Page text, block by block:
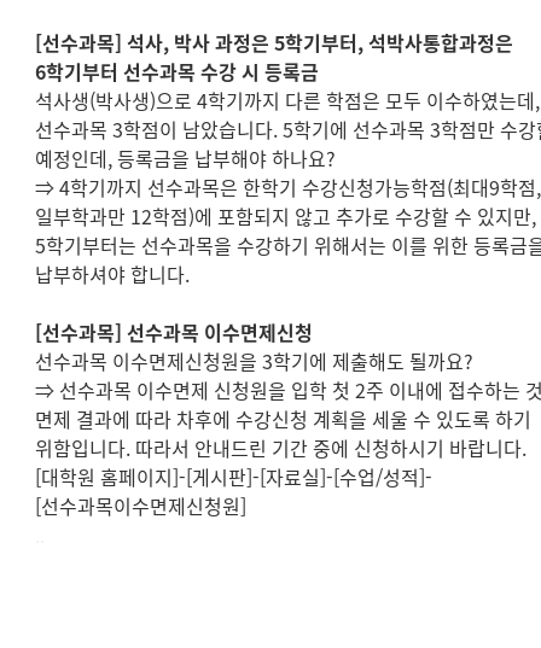
[선수과목]석사, 박사 과정은5학기부터,석박사통합과정은
6학기부터 선수과목 수강 시 등록금
석사생(박사생)으로4학기까지 다른 학점은 모두 이수하였는데,
선수과목3학점이 남았습니다. 5학기에 선수과목3학점만 수
예정인데,등록금을 납부해야 하나요?
⇒4학기까지 선수과목은 한학기 수강신청가능학점(최대9학점,
일부학과만 12학점)에 포함되지 않고 추가로 수강할 수 있지만,
5학기부터는 선수과목을 수강하기 위해서는 이를 위한 등록금
납부하셔야 합니다.
[선수과목]선수과목 이수면제신청
선수과목 이수면제신청원을3학기에 제출해도 될까요?
⇒ 선수과목 이수면제 신청원을 입학 첫2주 이내에 접수하는
면제 결과에 따라 차후에 수강신청 계획을 세울 수 있도록 하기
위함입니다. 따라서 안내드린 기간 중에 신청하시기 바랍니다.
[대학원 홈페이지]-[게시판]-[자료실]-[수업/성적]-
[선수과목이수면제신청원]